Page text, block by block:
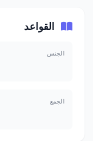
القواعد
الجنس
الجمع